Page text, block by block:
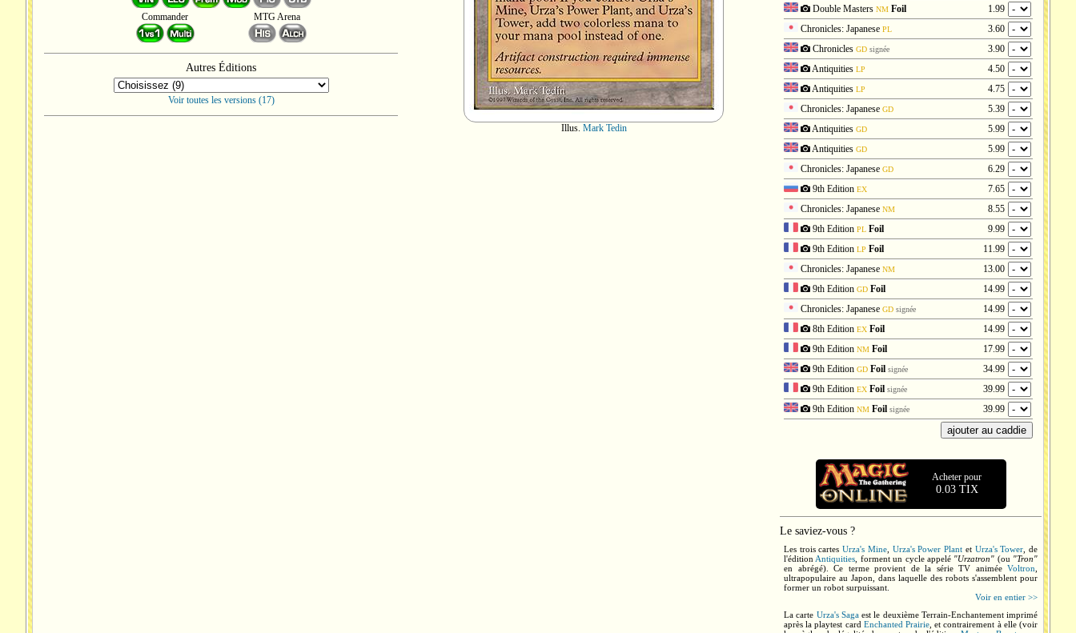
Commander MTG Arena
Autres Éditions
Voir toutes les versions (17)
Illus. Mark Tedin
Double Masters NM Foil
1.99
Chronicles: Japanese PL
3.60
Chronicles GD signée
3.90
Antiquities LP
4.50
Antiquities LP
4.75
Chronicles: Japanese GD
5.39
Antiquities GD
5.99
Antiquities GD
5.99
Chronicles: Japanese GD
6.29
9th Edition EX
7.65
Chronicles: Japanese NM
8.55
9th Edition PL Foil
9.99
9th Edition LP Foil
11.99
Chronicles: Japanese NM
13.00
9th Edition GD Foil
14.99
Chronicles: Japanese GD signée
14.99
8th Edition EX Foil
14.99
9th Edition NM Foil
17.99
9th Edition GD Foil signée
34.99
9th Edition EX Foil signée
39.99
9th Edition NM Foil signée 39.99
Acheter pour
0.03 TIX
Le saviez-vous ?
Les trois cartesUrza's Mine, Urza's Power Plant et Urza's Tower , de
l'édition Antiquities , forment un cycle appelé "Urzatron" (ou "Tron"
en abrégé). Ce terme provient de la série TV animée Voltron
ultrapopulaire au Japon, dans laquelle des robots s'assemblent pour
former un robot surpuissant.
Voir en entier >>
La carte Urza's Sagaest le deuxième Terrain-Enchantement imprimé
après la playtest card Enchanted Prairie , et contrairement à elle (voir